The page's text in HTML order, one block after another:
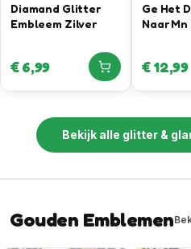
Diamand Glitter
Embleem Zilver
€6,99
Ge Het
Naar
Sleutel
Embleem
€12,99
Bekijk alle glitter &
Gouden Emblemen